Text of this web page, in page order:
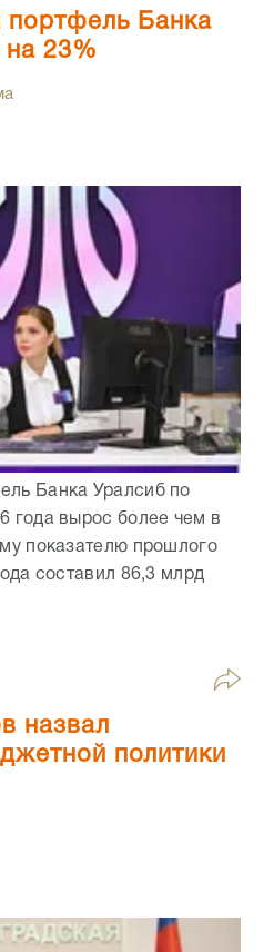
портфель Банка
23%
Банка Уралсиб по
года вырос более чем в
показателю прошлого
составил 86,3 млрд
назвал
политики